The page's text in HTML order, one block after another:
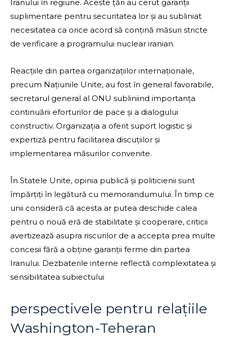
Iranului în regiune. Aceste țări au cerut garanții
suplimentare pentru securitatea lor și au subliniat
necesitatea ca orice acord să conțină măsuri stricte
de verificare a programului nuclear iranian.
Reacțiile din partea organizațiilor internaționale,
precum Națiunile Unite, au fost în general favorabile,
secretarul general al ONU subliniind importanța
continuării eforturilor de pace și a dialogului
constructiv. Organizația a oferit suport logistic și
expertiză pentru facilitarea discuțiilor și
implementarea măsurilor convenite.
În Statele Unite, opinia publică și politicienii sunt
împărțiți în legătură cu memorandumului. În timp ce
unii consideră că acesta ar putea deschide calea
pentru o nouă eră de stabilitate și cooperare, criticii
avertizează asupra riscurilor de a accepta prea multe
concesii fără a obține garanții ferme din partea
Iranului. Dezbaterile interne reflectă complexitatea și
sensibilitatea subiectului
perspectivele pentru relațiile
Washington-Teheran